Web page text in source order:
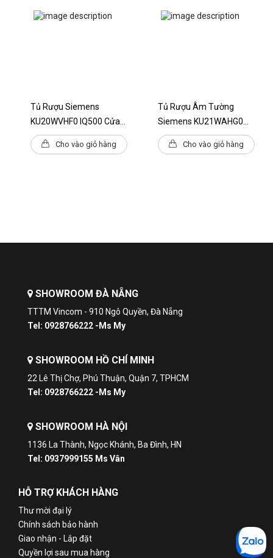
Công suất tiếng ồn
38 dB(A)
Tủ Rượu Siemens
KU20WVHF0 IQ500 Cửa
Kính Thiết Kế Cao Cấp
Cho vào giỏ hàng
Tủ Rượu Âm Tường
Siemens KU21WAHG0
IQ500 Cửa Kính 82 X 60
Cm
Cho vào giỏ hàng
SHOWROOM ĐÀ NẴNG
TTTM Vincom - 910 Ngô Quyền, Đà Nẵng
Tel: 0928766222 -Ms My
SHOWROOM HỒ CHÍ MINH
22 Lê Thị Chợ, Phú Thuận, Quận 7, TPHCM
Tel: 0928766222 -Ms My
SHOWROOM HÀ NỘI
1136 La Thành, Ngọc Khánh, Ba Đình, HN
Tel: 0937999155 Ms Vân
HỖ TRỢ KHÁCH HÀNG
Thư mời đại lý
Chính sách bảo hành
Giao nhận - Lắp đặt
Quyền lợi sau mua hàng